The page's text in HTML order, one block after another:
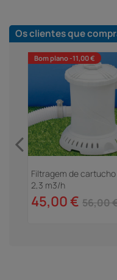
Os clientes que
Bom plano -11,00 €
Filtragem de cartucho
2,3 m3/h
45,00 € 56,00